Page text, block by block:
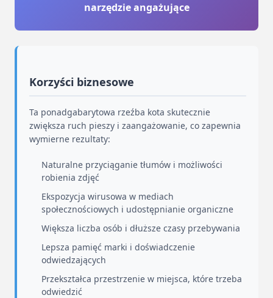
narzędzie angażujące
Korzyści biznesowe
Ta ponadgabarytowa rzeźba kota skutecznie
zwiększa ruch pieszy i zaangażowanie, co zapewnia
wymierne rezultaty:
Naturalne przyciąganie tłumów i możliwości
robienia zdjęć
Ekspozycja wirusowa w mediach
społecznościowych i udostępnianie organiczne
Większa liczba osób i dłuższe czasy przebywania
Lepsza pamięć marki i doświadczenie
odwiedzających
Przekształca przestrzenie w miejsca, które trzeba
odwiedzić